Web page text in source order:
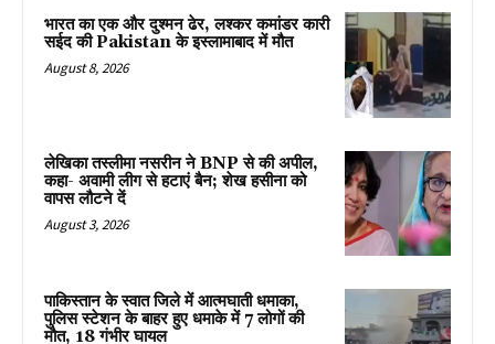
भारत का एक और दुश्मन ढेर, लश्कर कमांडर कारी
सईद की Pakistan के इस्लामाबाद में मौत
August 8, 2026
लेखिका तस्लीमा नसरीन ने BNP से की अपील,
कहा- अवामी लीग से हटाएं बैन; शेख हसीना को
वापस लौटने दें
August 3, 2026
पाकिस्तान के स्वात जिले में आत्मघाती धमाका,
पुलिस स्टेशन के बाहर हुए धमाके में 7 लोगों की
मौत, 18 गंभीर घायल